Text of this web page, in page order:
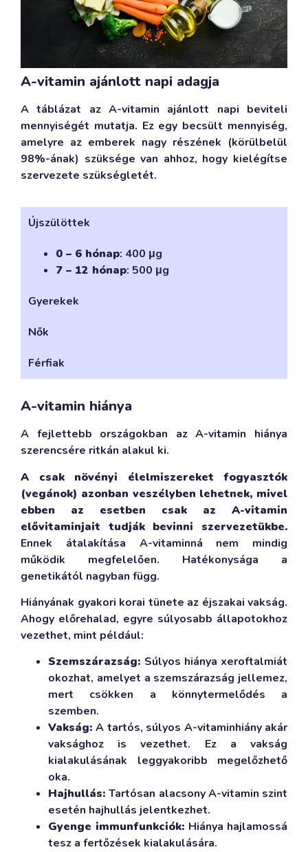
A-vitamin ajánlott napi adagja
A táblázat az A-vitamin ajánlott napi beviteli
mennyiségét mutatja. Ez egy becsült mennyiség,
amelyre az emberek nagy részének (körülbelül
98%-ának) szüksége van ahhoz, hogy kielégítse
szervezete szükségletét.
Újszülöttek
0 – 6 hónap: 400 μg
7 – 12 hónap: 500 μg
Gyerekek
Nők
Férfiak
A-vitamin hiánya
A fejlettebb országokban az A-vitamin hiánya
szerencsére ritkán alakul ki.
A csak növényi élelmiszereket fogyasztók
(vegánok) azonban veszélyben lehetnek, mivel
ebben az esetben csak az A-vitamin
elővitaminjait tudják bevinni szervezetükbe.
Ennek átalakítása A-vitaminná nem mindig
működik megfelelően. Hatékonysága a
genetikától nagyban függ.
Hiányának gyakori korai tünete az éjszakai vakság.
Ahogy előrehalad, egyre súlyosabb állapotokhoz
vezethet, mint például:
Szemszárazság: Súlyos hiánya xeroftalmiát
okozhat, amelyet a szemszárazság jellemez,
mert csökken a könnytermelődés a
szemben.
Vakság:A tartós, súlyos A-vitaminhiány akár
vaksághoz is vezethet. Ez a vakság
kialakulásának leggyakoribb megelőzhető
oka.
Hajhullás:Tartósan alacsony A-vitamin szint
esetén hajhullás jelentkezhet.
Gyenge immunfunkciók: Hiánya hajlamossá
tesz a fertőzések kialakulására.